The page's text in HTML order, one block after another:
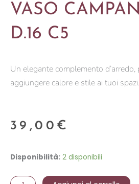
VASO
D.16 C5
Un elegante complemento
aggiungere calore e stile ai tuoi spazi.
39,00 €
Disponibilità: 2 disponibili
VASO
H.25